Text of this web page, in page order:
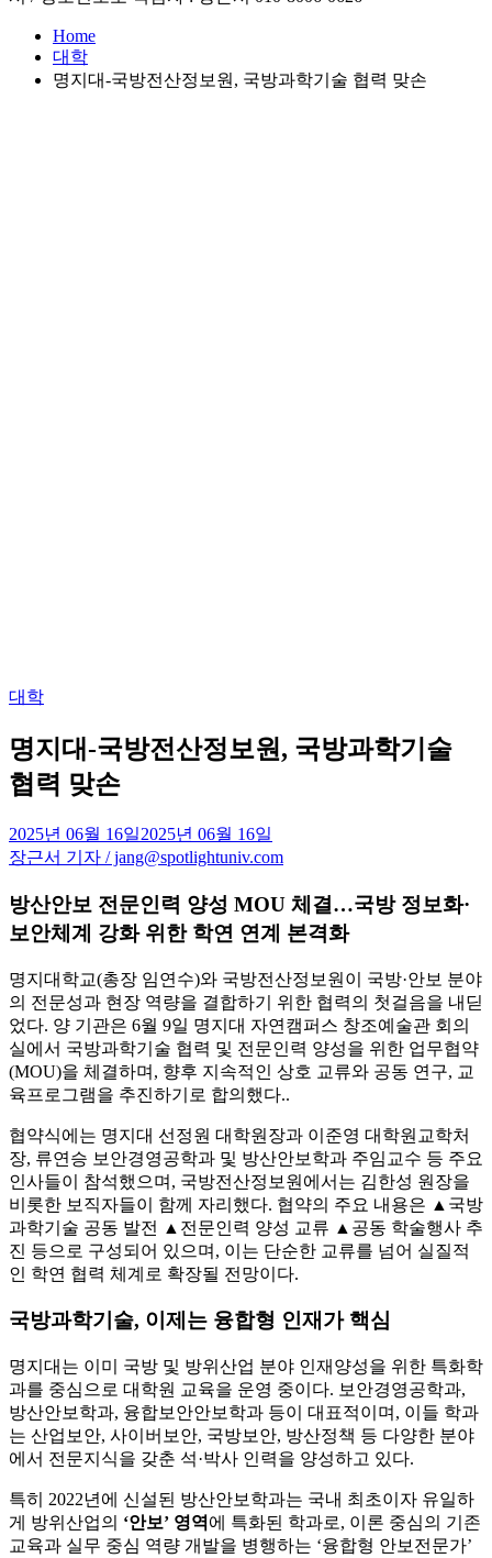
Home
대학
명지대-국방전산정보원, 국방과학기술 협력 맞손
Posted
대학
명지대-국방전산정보원, 국방과학기술
협력 맞손
2025년 06월 16일2025년 06월 16일
장근서 기자 / jang@spotlightuniv.com
방산안보 전문인력 양성 MOU 체결…국방 정보화·
보안체계 강화 위한 학연 연계 본격화
명지대학교(총장 임연수)와 국방전산정보원이 국방·안보 분야
의 전문성과 현장 역량을 결합하기 위한 협력의 첫걸음을 내딛
었다. 양 기관은 6월 9일 명지대 자연캠퍼스 창조예술관 회의
실에서 국방과학기술 협력 및 전문인력 양성을 위한 업무협약
(MOU)을 체결하며, 향후 지속적인 상호 교류와 공동 연구, 교
육프로그램을 추진하기로 합의했다..
협약식에는 명지대 선정원 대학원장과 이준영 대학원교학처
장, 류연승 보안경영공학과 및 방산안보학과 주임교수 등 주요
인사들이 참석했으며, 국방전산정보원에서는 김한성 원장을
비롯한 보직자들이 함께 자리했다. 협약의 주요 내용은 ▲국방
과학기술 공동 발전 ▲전문인력 양성 교류 ▲공동 학술행사 추
진 등으로 구성되어 있으며, 이는 단순한 교류를 넘어 실질적
인 학연 협력 체계로 확장될 전망이다.
국방과학기술, 이제는 융합형 인재가 핵심
명지대는 이미 국방 및 방위산업 분야 인재양성을 위한 특화학
과를 중심으로 대학원 교육을 운영 중이다. 보안경영공학과,
방산안보학과, 융합보안안보학과 등이 대표적이며, 이들 학과
는 산업보안, 사이버보안, 국방보안, 방산정책 등 다양한 분야
에서 전문지식을 갖춘 석·박사 인력을 양성하고 있다.
특히 2022년에 신설된 방산안보학과는 국내 최초이자 유일하
게 방위산업의 ‘안보’ 영역에 특화된 학과로, 이론 중심의 기존
교육과 실무 중심 역량 개발을 병행하는 ‘융합형 안보전문가’